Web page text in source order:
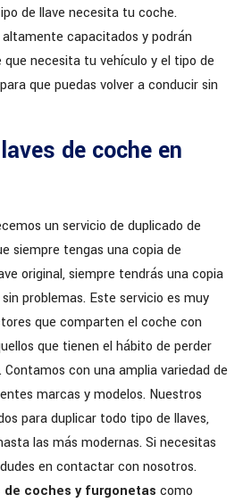
de llave necesita tu coche.
capacitados y podrán
necesita tu vehículo y el tipo de
que puedas volver a conducir sin
de coche en
un servicio de duplicado de
siempre tengas una copia de
original, siempre tendrás una copia
problemas. Este servicio es muy
que comparten el coche con
que tienen el hábito de perder
con una amplia variedad de
marcas y modelos. Nuestros
para duplicar todo tipo de llaves,
las más modernas. Si necesitas
en contactar con nosotros.
de coches y furgonetas como